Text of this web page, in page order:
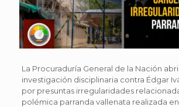
La Procuraduría General de la Nación
investigación disciplinaria contra Édgar
por presuntas irregularidades
polémica parranda vallenata realizada